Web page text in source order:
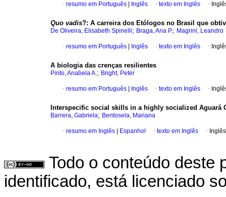
· resumo em Português Inglês · texto em Inglês ·
Quo vadis?: A carreira dos Etólogos no Brasil que
De Oliveira, Elisabeth Spinelli; Braga, Ana P.; Magrini, Leandro
· resumo em Português Inglês · texto em Inglês ·
A biologia das crenças resilientes
Pinto, Anabela A.; Bright, Peter
· resumo em Português Inglês · texto em Inglês ·
Interspecific social skills in a highly socialized Aguará
Barrera, Gabriela; Bentosela, Mariana
· resumo em Inglês Espanhol · texto em Inglês ·
Todo o conteúdo deste
identificado, está licenciado